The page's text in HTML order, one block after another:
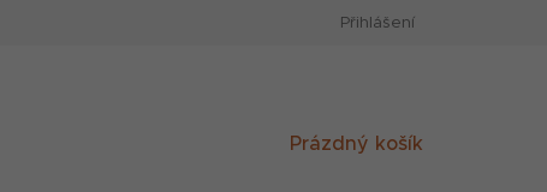
Přihlášení
Nákupní
Prázdný košík